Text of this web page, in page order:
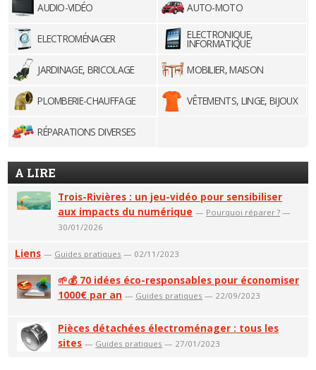
AUDIO-VIDÉO AUTO-MOTO
ELECTROMÉNAGER ELECTRONIQUE,
INFORMATIQUE
JARDINAGE, BRICOLAGE
MOBILIER, MAISON
PLOMBERIE-CHAUFFAGE VÊTEMENTS, LINGE, BIJOUX
RÉPARATIONS DIVERSES
A LIRE
Trois-Rivières : un jeu-vidéo pour sensibiliser
aux impacts du numérique — Pourquoi réparer ? —
30/01/2026
Liens — Guides pratiques — 02/11/2023
🌱💰 70 idées éco-responsables pour économiser
1000€ par an — Guides pratiques — 22/09/2023
Pièces détachées électroménager : tous les
sites — Guides pratiques — 27/01/2023